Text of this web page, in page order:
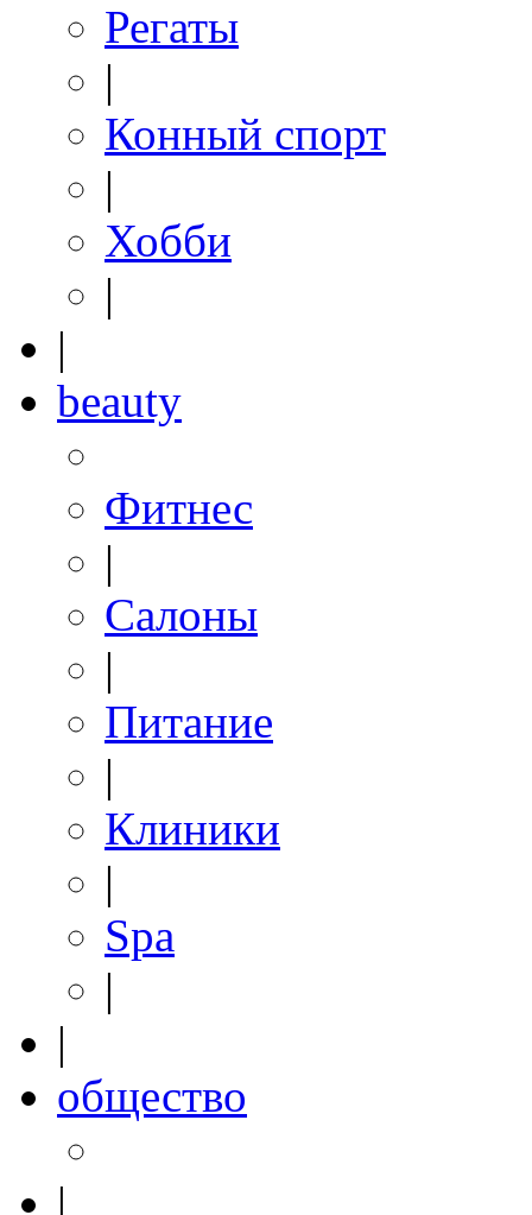
Регаты
|
Конный спорт
|
Хобби
|
|
beauty
Фитнес
|
Салоны
|
Питание
|
Клиники
|
Spa
|
|
общество
|